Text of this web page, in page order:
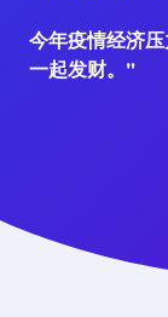
今年疫情经济
一起发财。"